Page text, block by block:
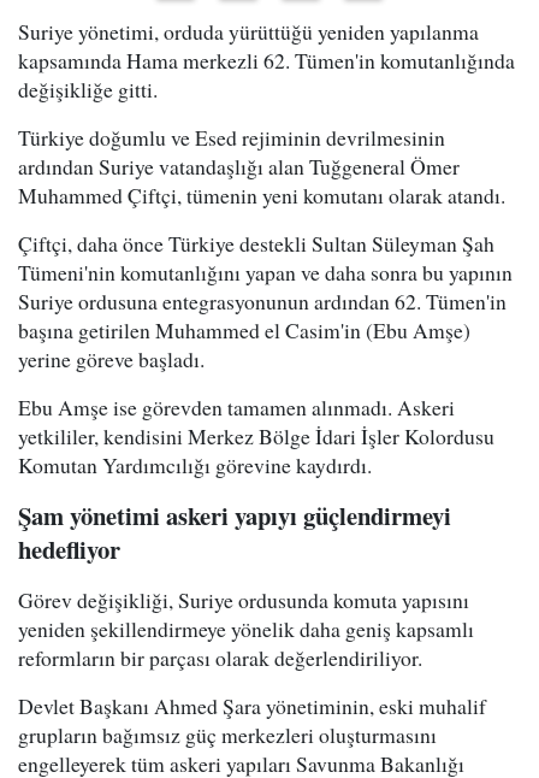
Suriye yönetimi, orduda yürüttüğü yeniden yapılanma
kapsamında Hama merkezli 62. Tümen'in komutanlığında
değişikliğe gitti.
Türkiye doğumlu ve Esed rejiminin devrilmesinin
ardından Suriye vatandaşlığı alan Tuğgeneral Ömer
Muhammed Çiftçi, tümenin yeni komutanı olarak atandı.
Çiftçi, daha önce Türkiye destekli Sultan Süleyman Şah
Tümeni'nin komutanlığını yapan ve daha sonra bu yapının
Suriye ordusuna entegrasyonunun ardından 62. Tümen'in
başına getirilen Muhammed el Casim'in (Ebu Amşe)
yerine göreve başladı.
Ebu Amşe ise görevden tamamen alınmadı. Askeri
yetkililer, kendisini Merkez Bölge İdari İşler Kolordusu
Komutan Yardımcılığı görevine kaydırdı.
Şam yönetimi askeri yapıyı güçlendirmeyi
hedefliyor
Görev değişikliği, Suriye ordusunda komuta yapısını
yeniden şekillendirmeye yönelik daha geniş kapsamlı
reformların bir parçası olarak değerlendiriliyor.
Devlet Başkanı Ahmed Şara yönetiminin, eski muhalif
grupların bağımsız güç merkezleri oluşturmasını
engelleyerek tüm askeri yapıları Savunma Bakanlığı